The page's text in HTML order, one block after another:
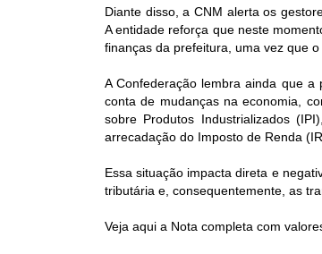
Diante disso, a CNM alerta os
A entidade reforça que neste
finanças da prefeitura, uma vez que
A Confederação lembra ainda que
conta de mudanças na economia,
sobre Produtos Industrializados
arrecadação do Imposto de Renda
Essa situação impacta direta e
tributária e, consequentemente, as
Veja aqui a Nota completa com